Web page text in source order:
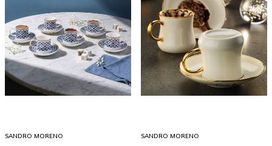
SANDRO MORENO SANDRO MORENO